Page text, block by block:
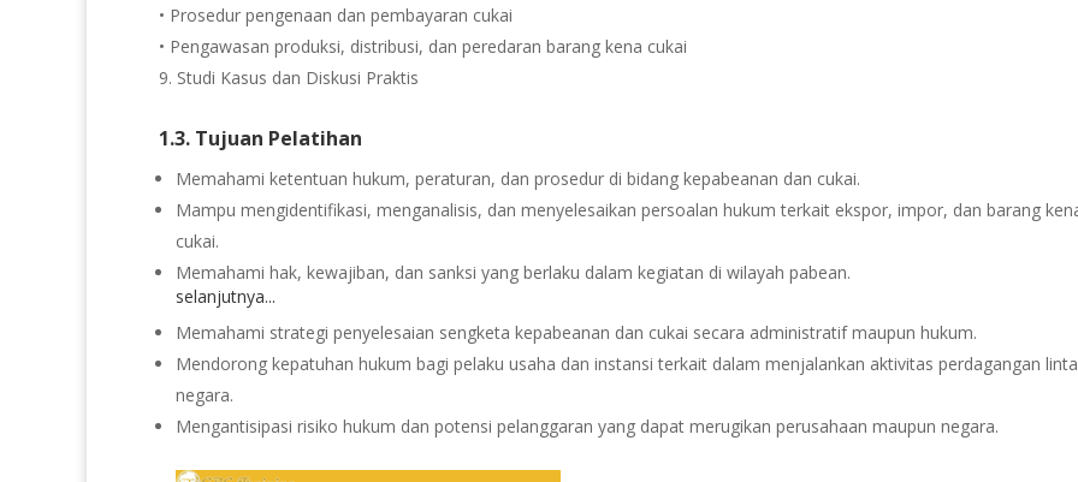
• Prosedur pengenaan dan pembayaran cukai
• Pengawasan produksi, distribusi, dan peredaran barang kena cukai
Studi Kasus dan Diskusi Praktis
1.3. Tujuan Pelatihan
Memahami ketentuan hukum, peraturan, dan prosedur di bidang kepabeanan dan cukai.
Mampu mengidentifikasi, menganalisis, dan menyelesaikan persoalan hukum terkait ekspor, impor, dan barang
cukai.
Memahami hak, kewajiban, dan sanksi yang berlaku dalam kegiatan di wilayah pabean.
selanjutnya...
Memahami strategi penyelesaian sengketa kepabeanan dan cukai secara administratif maupun hukum.
Mendorong kepatuhan hukum bagi pelaku usaha dan instansi terkait dalam menjalankan aktivitas perdagangan
negara.
Mengantisipasi risiko hukum dan potensi pelanggaran yang dapat merugikan perusahaan maupun negara.